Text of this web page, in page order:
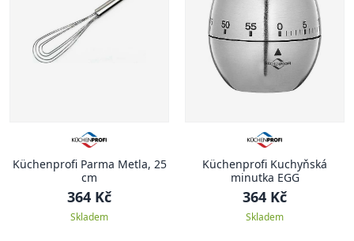
Küchenprofi Parma Metla, 25
cm
364 Kč
Skladem
Küchenprofi Kuchyňská
minutka EGG
364 Kč
Skladem